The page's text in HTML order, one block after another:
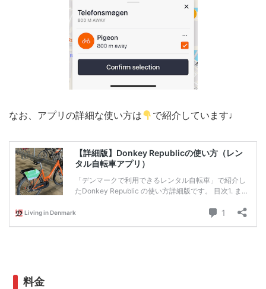
なお、アプリの詳細な使い方は で紹介しています♩
料金